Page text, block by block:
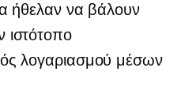
ήθελαν να βάλουν
ιστότοπο
λογαριασμού μέσων